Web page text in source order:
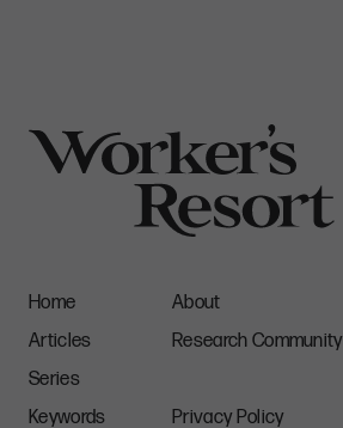
Home
About
Articles
Research Community
Series
Keywords
Privacy Policy